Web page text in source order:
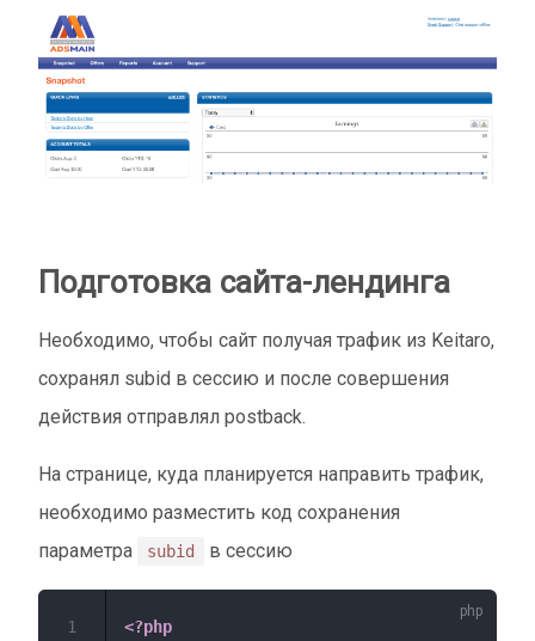
Подготовка сайта-лендинга
Необходимо, чтобы сайт получая трафик из Keitaro,
сохранял subid в сессию и после совершения
действия отправлял postback.
На странице, куда планируется направить трафик,
необходимо разместить код сохранения
параметра
subid в сессию
<?php
1